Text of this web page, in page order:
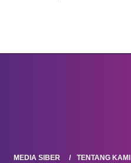
MEDIA SIBER TENTANG KAMI